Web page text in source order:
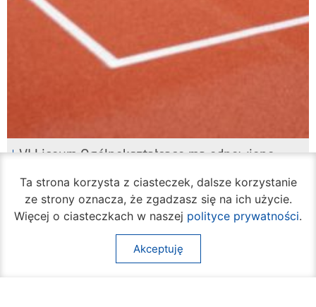
VI Liceum Ogólnokształcące ma odnowione
07 sierpnia 2026
Ta strona korzysta z ciasteczek, dalsze korzystanie
ze strony oznacza, że zgadzasz się na ich użycie.
Więcej o ciasteczkach w naszej polityce prywatności.
Akceptuję